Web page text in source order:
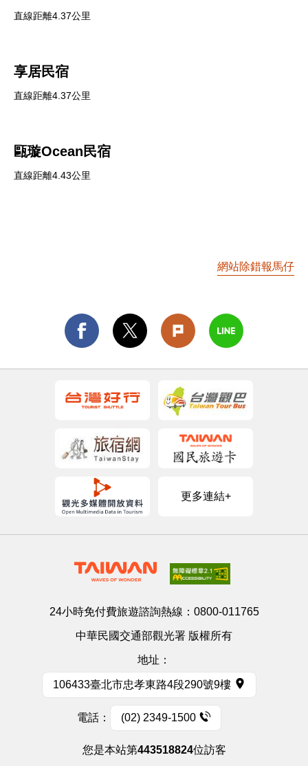
直線距離4.37公里
享居民宿
直線距離4.37公里
甌璇Ocean民宿
直線距離4.43公里
網站除錯報馬仔
更多連結+
24小時免付費旅遊諮詢熱線： 0800-011765
中華民國交通部觀光署 版權所有
地址：
106433臺北市忠孝東路4段290號9樓
電話： (02) 2349-1500
您是本站第443518824位訪客